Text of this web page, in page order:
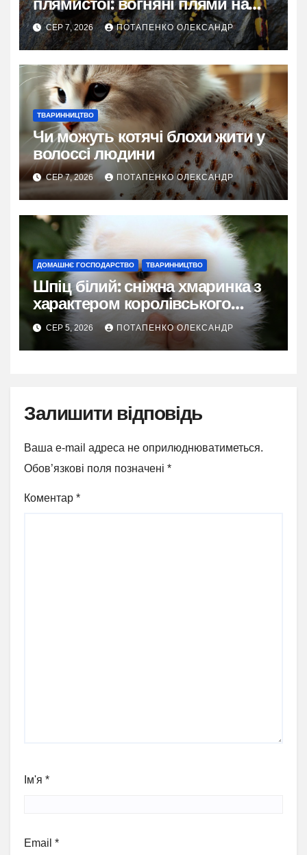
чорному тлі
СЕР 7, 2026 ПОТАПЕНКО ОЛЕКСАНДР
ТВАРИННИЦТВО
Чи можуть котячі блохи жити у
волоссі людини
СЕР 7, 2026 ПОТАПЕНКО ОЛЕКСАНДР
ДОМАШНЄ ГОСПОДАРСТВО ТВАРИННИЦТВО
Шпіц білий: сніжна хмаринка з
характером королівського
фаворита
СЕР 5, 2026 ПОТАПЕНКО ОЛЕКСАНДР
Залишити відповідь
Ваша e-mail адреса не оприлюднюватиметься.
Обов’язкові поля позначені *
Коментар *
Ім'я *
Email *